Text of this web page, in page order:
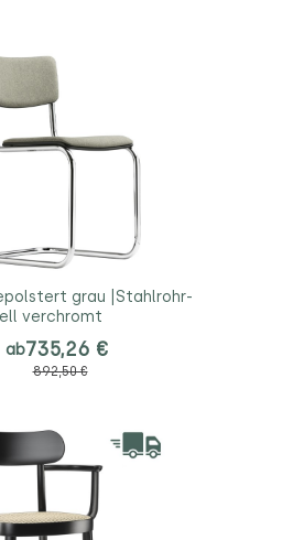
grau |Stahlrohr-
verchromt
ab735,26 €
892,50 €